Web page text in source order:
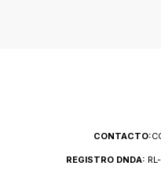
CONTACTO:
REGISTRO DNDA: